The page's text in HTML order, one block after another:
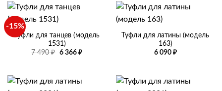
-15%
Туфли для танцев (модель
1531)
7 490₽
Первоначальная
6 366 ₽Текущая
Туфли для латины (модель
163)
6 090 ₽